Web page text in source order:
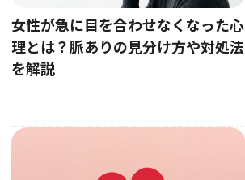
女性が急に目を合わせなくなった心
理とは？脈ありの見分け方や対処法
を解説